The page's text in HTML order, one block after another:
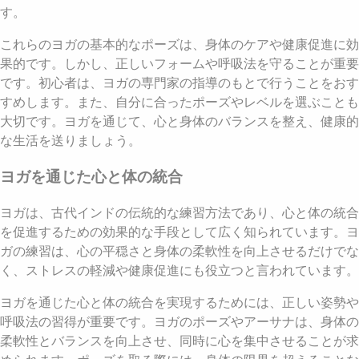
す。
これらのヨガの基本的なポーズは、身体のケアや健康促進に効
果的です。しかし、正しいフォームや呼吸法を守ることが重要
です。初心者は、ヨガの専門家の指導のもとで行うことをおす
すめします。また、自分に合ったポーズやレベルを選ぶことも
大切です。ヨガを通じて、心と身体のバランスを整え、健康的
な生活を送りましょう。
ヨガを通じた心と体の統合
ヨガは、古代インドの伝統的な練習方法であり、心と体の統合
を促進するための効果的な手段として広く知られています。ヨ
ガの練習は、心の平穏さと身体の柔軟性を向上させるだけでな
く、ストレスの軽減や健康促進にも役立つと言われています。
ヨガを通じた心と体の統合を実現するためには、正しい姿勢や
呼吸法の習得が重要です。ヨガのポーズやアーサナは、身体の
柔軟性とバランスを向上させ、同時に心を集中させることが求